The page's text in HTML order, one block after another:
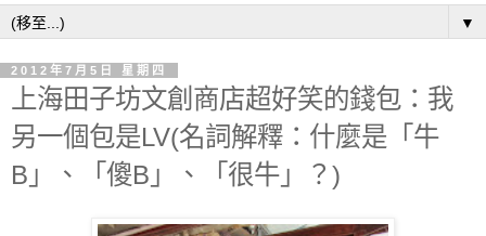
▼
2012年7月5日 星期四
上海田子坊文創商店超好笑的錢包：我
另一個包是LV(名詞解釋：什麼是「牛
B」、「傻B」、「很牛」？)